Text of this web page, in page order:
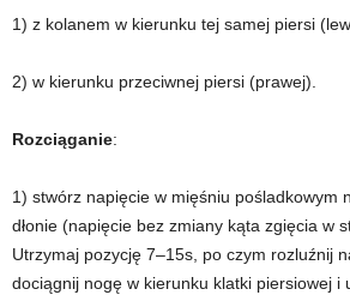
1) z kolanem w kierunku tej samej piersi
2) w kierunku przeciwnej piersi (prawej).
Rozciąganie:
1) stwórz napięcie w mięśniu pośladkowym
dłonie (napięcie bez zmiany kąta zgięcia w
Utrzymaj pozycję 7–15s, po czym rozluźnij
dociągnij nogę w kierunku klatki piersiowej i